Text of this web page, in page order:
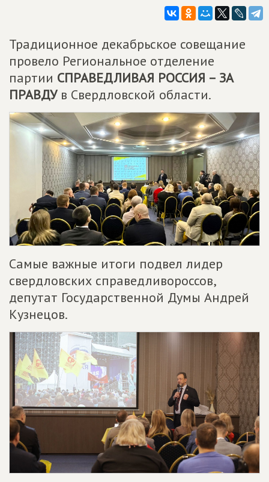
Традиционное декабрьское совещание
провело Региональное отделение
партии СПРАВЕДЛИВАЯ РОССИЯ – ЗА
ПРАВДУв Свердловской области.
Самые важные итоги подвел лидер
свердловских справедливороссов,
депутат Государственной Думы Андрей
Кузнецов.